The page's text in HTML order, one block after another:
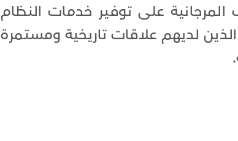
على توفير خدمات النظام
لديهم علاقات تاريخية ومستمرة